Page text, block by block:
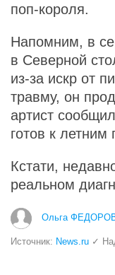
поп-короля.
Напомним, в
в Северной
из-за искр от
травму, он
артист
готов к летним
Кстати,
реальном
Ольга
Источник: News.ru ✓